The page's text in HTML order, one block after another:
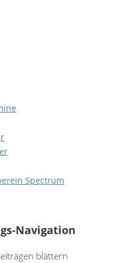
Spectrum
Navigation
blättern